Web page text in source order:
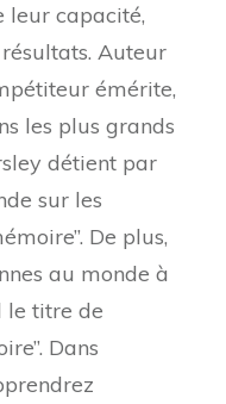
capacité,
Auteur
émérite,
les plus grands
détient par
sur les
De plus,
au monde à
le titre de
Dans